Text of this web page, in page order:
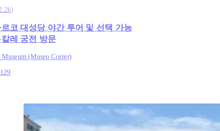
)
코 대성당 야간 투어 및 선택 가능
레 궁전 방문
Museum (Museo Correr)